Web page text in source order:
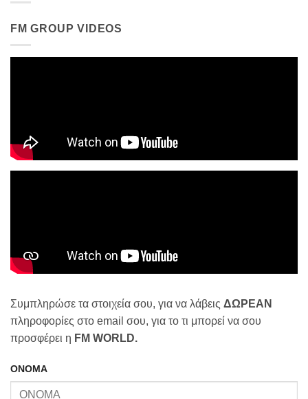
FM GROUP VIDEOS
Συμπληρώσε τα στοιχεία σου, για να λάβεις ΔΩΡΕΑΝ
πληροφορίες στο email σου, για το τι μπορεί να σου
προσφέρει η FM WORLD.
ΟΝΟΜΑ